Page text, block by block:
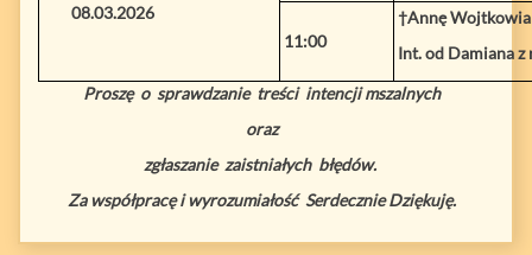
08.03.2026
11:00
†Annę
Int. od Damiana z
Proszę o sprawdzanie treści intencji mszalnych
oraz
zgłaszanie zaistniałych błędów.
Za współpracę i wyrozumiałość Serdecznie Dziękuję.